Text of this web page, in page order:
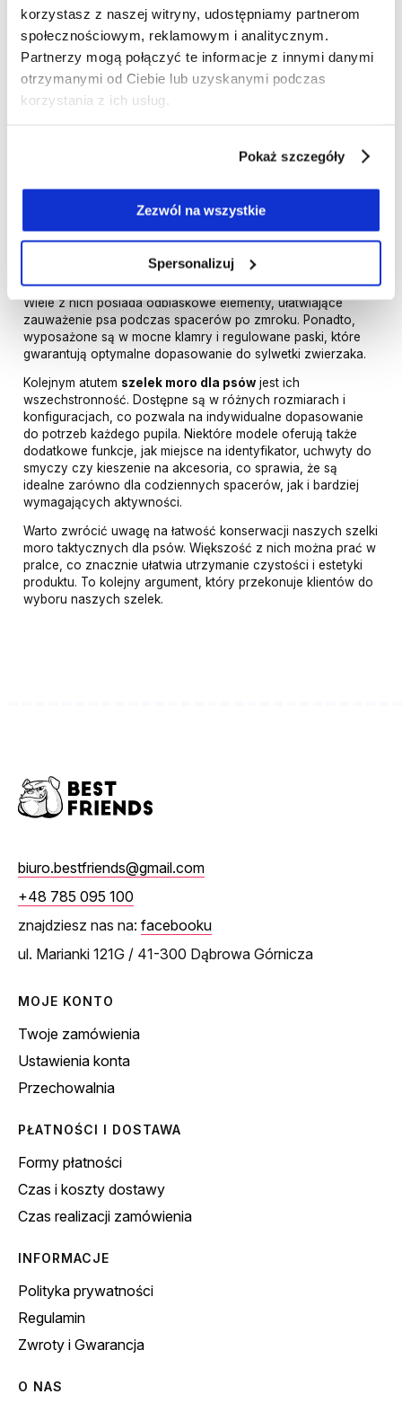
korzystasz z naszej witryny, udostępniamy partnerom
społecznościowym, reklamowym i analitycznym.
Partnerzy mogą połączyć te informacje z innymi danymi
otrzymanymi od Ciebie lub uzyskanymi podczas
korzystania z ich usług.
Pokaż szczegóły
Zezwól na wszystkie
Spersonalizuj
szelki moro zyskują coraz liczniejsze grono zwolenników.
Nasz sklep internetowy, specjalizujący się w szelkach dla
psów, oferuje bogaty wybór tych unikatowych produktów.
Wykorzystując naszą ekspercką wiedzę, przedstawimy Ci
wyjątkowe cechy i zalety taktycznych szelki moro dla psów.
swojego pupila. Wykorzystując sprawdzone materiały,
odporności na warunki atmosferyczne. Dodatkowo,
taktyczne szelki moro dla psów wyposażone są w
innowacyjne, miękkie podszycie, które zapewnia komfort
noszenia i chroni skórę przed otarciami.
Nasze szelki moro taktyczne zostały zaprojektowane z
myślą o zwiększeniu bezpieczeństwa i funkcjonalności.
Wiele z nich posiada odblaskowe elementy, ułatwiające
zauważenie psa podczas spacerów po zmroku. Ponadto,
wyposażone są w mocne klamry i regulowane paski, które
gwarantują optymalne dopasowanie do sylwetki zwierzaka.
Kolejnym atutem szelek moro dla psów jest ich
wszechstronność. Dostępne są w różnych rozmiarach i
konfiguracjach, co pozwala na indywidualne dopasowanie
do potrzeb każdego pupila. Niektóre modele oferują także
dodatkowe funkcje, jak miejsce na identyfikator, uchwyty do
smyczy czy kieszenie na akcesoria, co sprawia, że są
idealne zarówno dla codziennych spacerów, jak i bardziej
wymagających aktywności.
Warto zwrócić uwagę na łatwość konserwacji naszych szelki
moro taktycznych dla psów. Większość z nich można prać w
pralce, co znacznie ułatwia utrzymanie czystości i estetyki
produktu. To kolejny argument, który przekonuje klientów do
wyboru naszych szelek.
biuro.bestfriends@gmail.com
+48 785 095 100
znajdziesz nas na: facebooku
ul. Marianki 121G / 41-300 Dąbrowa Górnicza
MOJE KONTO
Twoje zamówienia
Ustawienia konta
Przechowalnia
PŁATNOŚCI I DOSTAWA
Formy płatności
Czas i koszty dostawy
Czas realizacji zamówienia
INFORMACJE
Polityka prywatności
Regulamin
Zwroty i Gwarancja
O NAS